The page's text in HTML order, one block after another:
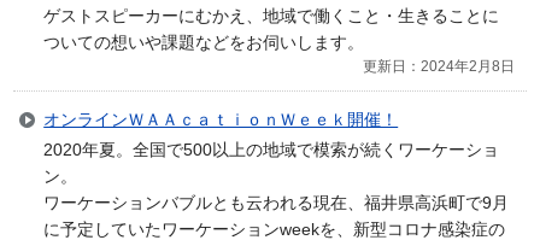
ゲストスピーカーにむかえ、地域で働くこと・生きることに
ついての想いや課題などをお伺いします。
更新日：2024年2月8日
オンラインＷＡＡｃａｔｉｏｎＷｅｅｋ開催！
2020年夏。全国で500以上の地域で模索が続くワーケーショ
ン。
ワーケーションバブルとも云われる現在、福井県高浜町で9月
に予定していたワーケーションweekを、新型コロナ感染症の